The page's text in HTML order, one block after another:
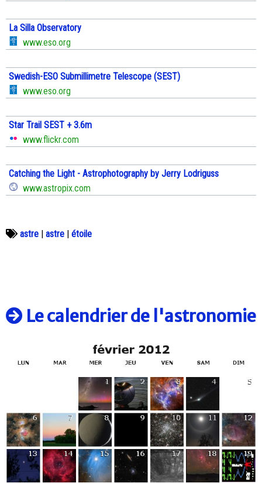
La Silla Observatory
www.eso.org
Swedish-ESO Submillimetre Telescope (SEST)
www.eso.org
Star Trail SEST + 3.6m
www.flickr.com
Catching the Light - Astrophotography by Jerry Lodriguss
www.astropix.com
astre | astre | étoile
Le calendrier de l'astronomie